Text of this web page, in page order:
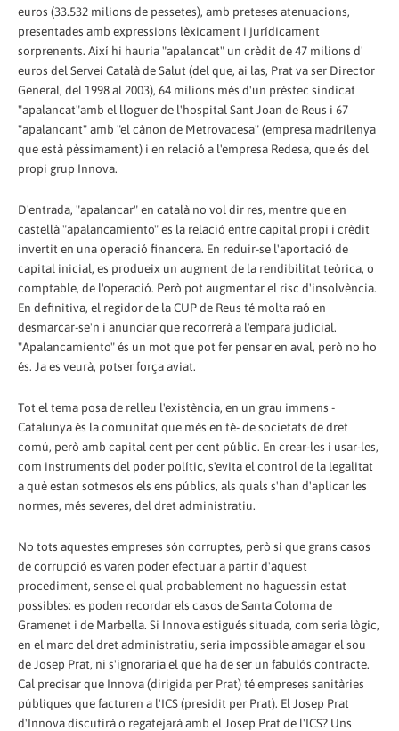
euros (33.532 milions de pessetes), amb preteses atenuacions,
presentades amb expressions lèxicament i jurídicament
sorprenents. Així hi hauria "apalancat" un crèdit de 47 milions d'
euros del Servei Català de Salut (del que, ai las, Prat va ser Director
General, del 1998 al 2003), 64 milions més d'un préstec sindicat
"apalancat"amb el lloguer de l'hospital Sant Joan de Reus i 67
"apalancant" amb "el cànon de Metrovacesa" (empresa madrilenya
que està pèssimament) i en relació a l'empresa Redesa, que és del
propi grup Innova.
D'entrada, "apalancar" en català no vol dir res, mentre que en
castellà "apalancamiento" es la relació entre capital propi i crèdit
invertit en una operació financera. En reduir-se l'aportació de
capital inicial, es produeix un augment de la rendibilitat teòrica, o
comptable, de l'operació. Però pot augmentar el risc d'insolvència.
En definitiva, el regidor de la CUP de Reus té molta raó en
desmarcar-se'n i anunciar que recorrerà a l'empara judicial.
"Apalancamiento" és un mot que pot fer pensar en aval, però no ho
és. Ja es veurà, potser força aviat.
Tot el tema posa de relleu l'existència, en un grau immens -
Catalunya és la comunitat que més en té- de societats de dret
comú, però amb capital cent per cent públic. En crear-les i usar-les,
com instruments del poder polític, s'evita el control de la legalitat
a què estan sotmesos els ens públics, als quals s'han d'aplicar les
normes, més severes, del dret administratiu.
No tots aquestes empreses són corruptes, però sí que grans casos
de corrupció es varen poder efectuar a partir d'aquest
procediment, sense el qual probablement no haguessin estat
possibles: es poden recordar els casos de Santa Coloma de
Gramenet i de Marbella. Si Innova estigués situada, com seria lògic,
en el marc del dret administratiu, seria impossible amagar el sou
de Josep Prat, ni s'ignoraria el que ha de ser un fabulós contracte.
Cal precisar que Innova (dirigida per Prat) té empreses sanitàries
públiques que facturen a l'ICS (presidit per Prat). El Josep Prat
d'Innova discutirà o regatejarà amb el Josep Prat de l'ICS? Uns